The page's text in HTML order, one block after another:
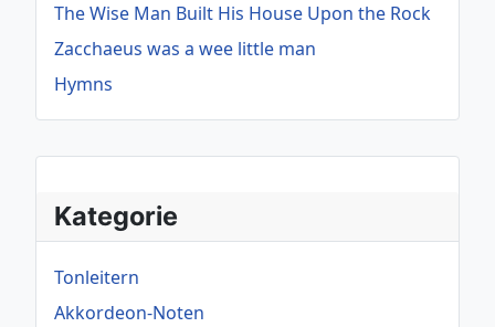
Kategorie
Tonleitern
Akkordeon-Noten
The Wise Man Built His House Upon the Rock
Zacchaeus was a wee little man
Hymns